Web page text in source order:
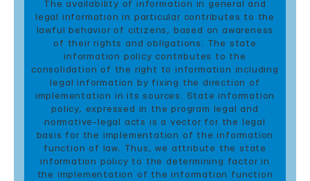
The availability of information in general and
legal information in particular contributes to the
lawful behavior of citizens, based on awareness
of their rights and obligations. The state
information policy contributes to the
consolidation of the right to information including
legal information by fixing the direction of
implementation in its sources. State information
policy, expressed in the program legal and
normative-legal acts is a vector for the legal
basis for the implementation of the information
function of law. Thus, we attribute the state
information policy to the determining factor in
the implementation of the information function